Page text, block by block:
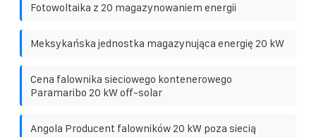
Fotowoltaika z 20 magazynowaniem energii
Meksykańska jednostka magazynująca energię 20 kW
Cena falownika sieciowego kontenerowego
Paramaribo 20 kW off-solar
Angola Producent falowników 20 kW poza siecią